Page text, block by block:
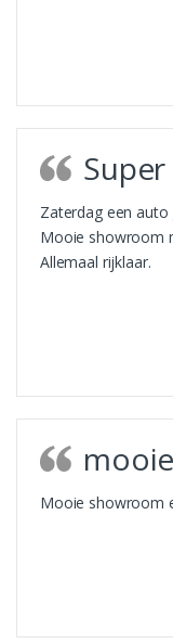
Zaterdag een auto
Mooie showroom
Allemaal rijklaar.
Mooie showroom